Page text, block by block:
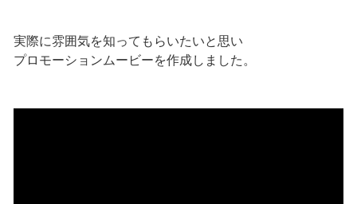
実際に雰囲気を知ってもらいたいと思い
プロモーションムービーを作成しました。